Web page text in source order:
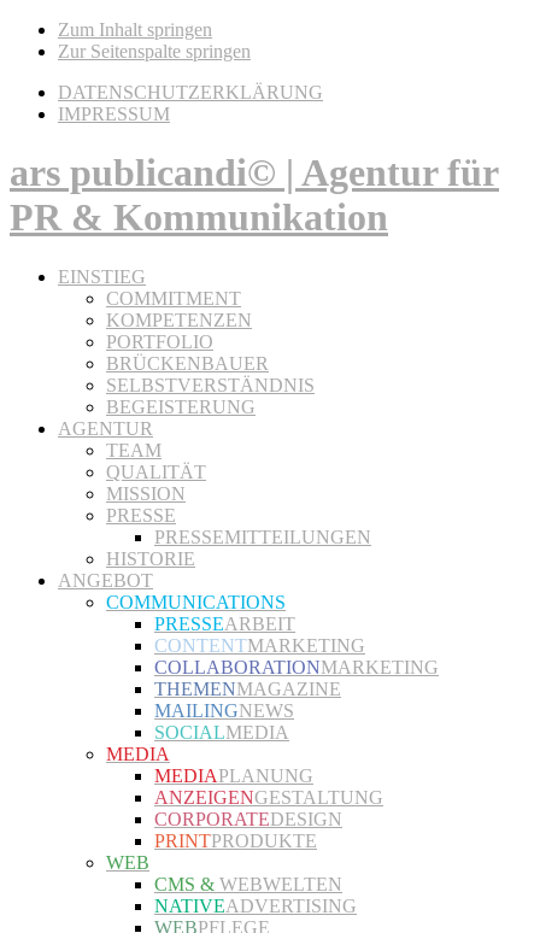
Zum Inhalt springen
Zur Seitenspalte springen
DATENSCHUTZERKLÄRUNG
IMPRESSUM
ars publicandi© | Agentur für
PR & Kommunikation
EINSTIEG
COMMITMENT
KOMPETENZEN
PORTFOLIO
BRÜCKENBAUER
SELBSTVERSTÄNDNIS
BEGEISTERUNG
AGENTUR
TEAM
QUALITÄT
MISSION
PRESSE
PRESSEMITTEILUNGEN
HISTORIE
ANGEBOT
COMMUNICATIONS
PRESSEARBEIT
CONTENTMARKETING
COLLABORATIONMARKETING
THEMENMAGAZINE
MAILINGNEWS
SOCIALMEDIA
MEDIA
MEDIAPLANUNG
ANZEIGENGESTALTUNG
CORPORATEDESIGN
PRINTPRODUKTE
WEB
CMS & WEBWELTEN
NATIVEADVERTISING
WEBPFLEGE